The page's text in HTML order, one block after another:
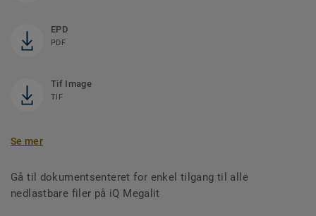
EPD
PDF
Tif Image
TIF
Se mer
Gå til dokumentsenteret for enkel tilgang til alle
nedlastbare filer på iQ Megalit